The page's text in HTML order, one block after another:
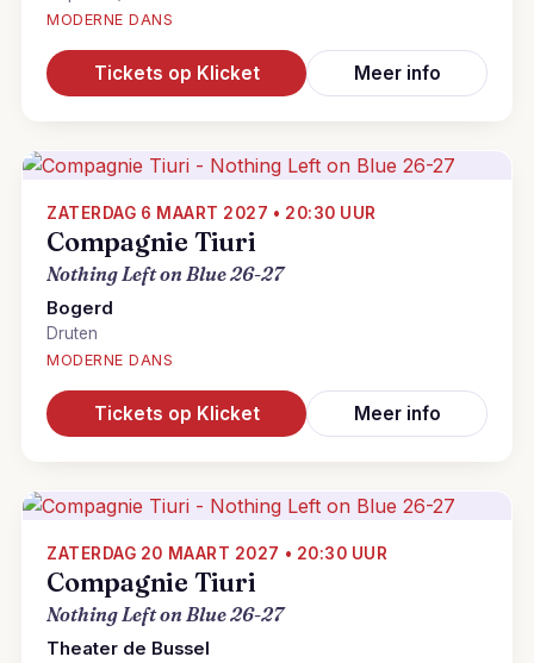
MODERNE DANS
Tickets op Klicket Meer info
ZATERDAG 6 MAART 2027 • 20:30 UUR
Compagnie Tiuri
Nothing Left on Blue 26-27
Bogerd
Druten
MODERNE DANS
Tickets op Klicket Meer info
ZATERDAG 20 MAART 2027 • 20:30 UUR
Compagnie Tiuri
Nothing Left on Blue 26-27
Theater de Bussel